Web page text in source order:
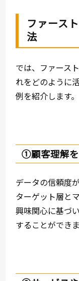
ファース
法
では、ファース
れをどのように
例を紹介します。
①顧客理解
データの信頼度
ターゲット層と
興味関心に基づ
することができま